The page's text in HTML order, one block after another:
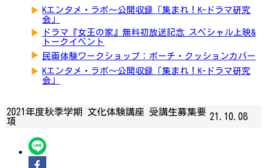
▶ Kエンタメ・ラボ～公開収録「集まれ！K-ドラマ研究
会」
▶
ドラマ『女王の家』無料初放送記念 スペシャル上映&
トークイベント
▶ 民画体験ワークショップ：ポーチ・クッションカバー
▶ Kエンタメ・ラボ～公開収録「集まれ！K-ドラマ研究
会」
2021年度秋季学期 文化体験講座 受講生募集要
項
21.10.08